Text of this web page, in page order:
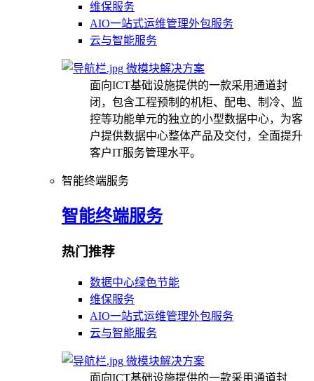
维保服务
AIO一站式运维管理外包服务
云与智能服务
微模块解决方案
面向ICT基础设施提供的一款采用通道封
闭，包含工程预制的机柜、配电、制冷、监
控等功能单元的独立的小型数据中心，为客
户提供数据中心整体产品及交付，全面提升
客户IT服务管理水平。
智能终端服务
智能终端服务
热门推荐
数据中心绿色节能
维保服务
AIO一站式运维管理外包服务
云与智能服务
微模块解决方案
面向ICT基础设施提供的一款采用通道封